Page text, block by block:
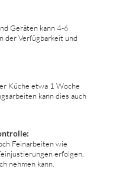
Geräten kann 4-6
der Verfügbarkeit und
Küche etwa 1 Woche
kann dies auch
Feinarbeiten wie
erfolgen,
nehmen kann.